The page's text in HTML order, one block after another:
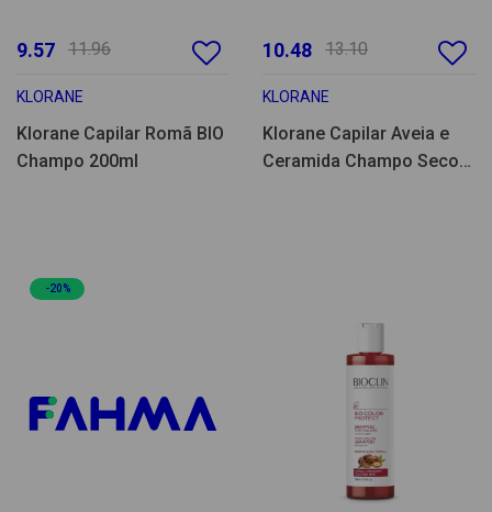
9.57 11.96
KLORANE
Klorane Capilar Romã BIO
Champo 200ml
10.48 13.10
KLORANE
Klorane Capilar Aveia e
Ceramida Champo Seco
-20%